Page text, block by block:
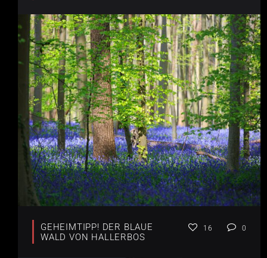
GEHEIMTIPP! DER BLAUE
WALD VON HALLERBOS
16 0